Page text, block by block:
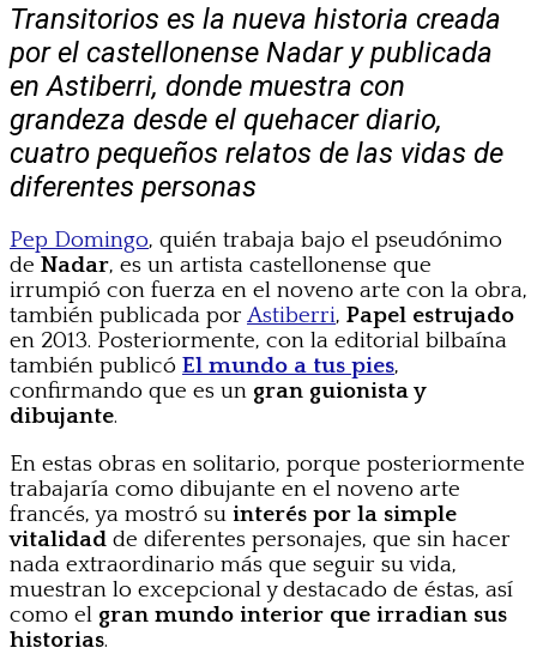
Transitorios es la nueva historia creada
por el castellonense Nadar y publicada
en Astiberri, donde muestra con
grandeza desde el quehacer diario,
cuatro pequeños relatos de las vidas de
diferentes personas
Pep Domingo, quién trabaja bajo el pseudónimo
de Nadar, es un artista castellonense que
irrumpió con fuerza en el noveno arte con la obra,
también publicada por Astiberri, Papel estrujado
en 2013. Posteriormente, con la editorial bilbaína
también publicó El mundo a tus pies,
confirmando que es un gran guionista y
dibujante.
En estas obras en solitario, porque posteriormente
trabajaría como dibujante en el noveno arte
francés, ya mostró su interés por la simple
vitalidad de diferentes personajes, que sin hacer
nada extraordinario más que seguir su vida,
muestran lo excepcional y destacado de éstas, así
como el gran mundo interior que irradian sus
historias.